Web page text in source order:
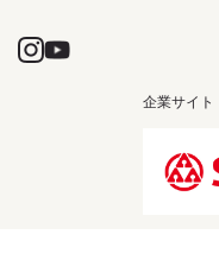
企業サイト